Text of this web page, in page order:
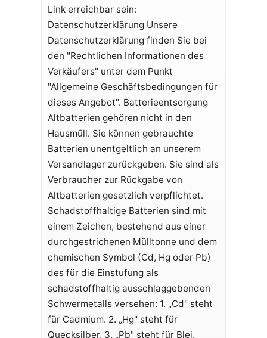
Link erreichbar sein:
Datenschutzerklärung Unsere
Datenschutzerklärung finden Sie bei
den "Rechtlichen Informationen des
Verkäufers" unter dem Punkt
"Allgemeine Geschäftsbedingungen für
dieses Angebot". Batterieentsorgung
Altbatterien gehören nicht in den
Hausmüll. Sie können gebrauchte
Batterien unentgeltlich an unserem
Versandlager zurückgeben. Sie sind als
Verbraucher zur Rückgabe von
Altbatterien gesetzlich verpflichtet.
Schadstoffhaltige Batterien sind mit
einem Zeichen, bestehend aus einer
durchgestrichenen Mülltonne und dem
chemischen Symbol (Cd, Hg oder Pb)
des für die Einstufung als
schadstoffhaltig ausschlaggebenden
Schwermetalls versehen: 1. „Cd" steht
für Cadmium. 2. „Hg" steht für
Quecksilber. 3. „Pb" steht für Blei.